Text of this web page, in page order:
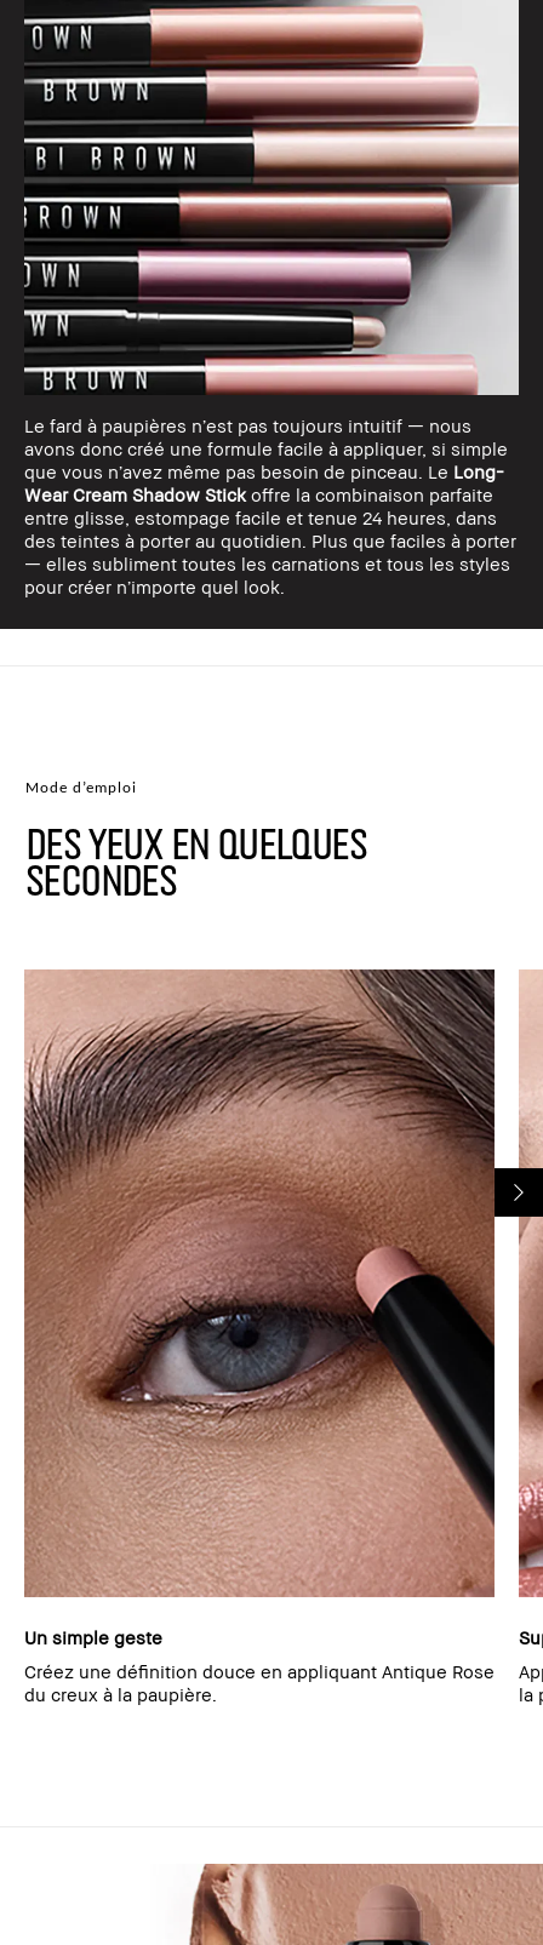
Le fard à paupières n’est pas toujours intuitif — nous
avons donc créé une formule facile à appliquer, si simple
que vous n’avez même pas besoin de pinceau. Le Long-
Wear Cream Shadow Stickoffre la combinaison parfaite
entre glisse, estompage facile et tenue 24 heures, dans
des teintes à porter au quotidien. Plus que faciles à porter
— elles subliment toutes les carnations et tous les styles
pour créer n’importe quel look.
Mode d’emploi
DES YEUX EN QUELQUES
SECONDES
Un simple geste
Créez une définition douce en appliquant Antique Rose
du creux à la paupière.
la